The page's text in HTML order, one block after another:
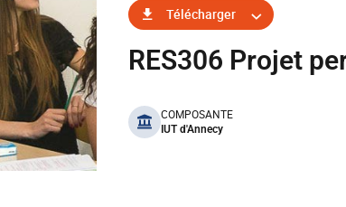
Télécharger
RES306 Projet
benefits
COMPOSANTE
IUT d'Annecy